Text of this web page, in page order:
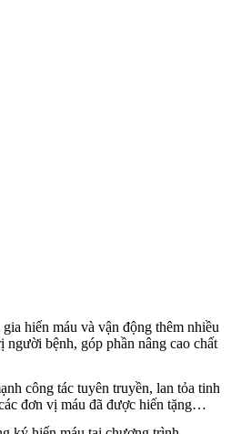
hiến máu và vận động thêm nhiều
bệnh, góp phần nâng cao chất
công tác tuyên truyền, lan tỏa tinh
đơn vị máu đã được hiến tặng…